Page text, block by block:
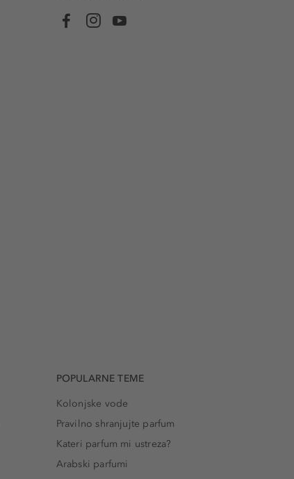
POPULARNE TEME
Kolonjske vode
Pravilno shranjujte parfum
Kateri parfum mi ustreza?
Arabski parfumi